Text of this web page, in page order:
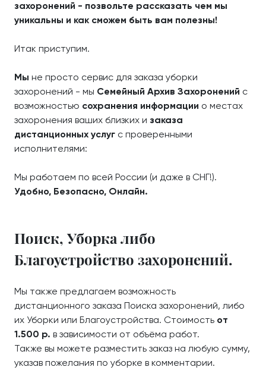
захоронений - позвольте рассказать чем мы
уникальны и как сможем быть вам полезны!
Итак приступим.
Мы не просто сервис для заказа уборки
захоронений - мы Семейный Архив Захоронений с
возможностью сохранения информации о местах
захоронения ваших близких и заказа
дистанционных услуг с проверенными
исполнителями:
Мы работаем по всей России (и даже в СНГ!).
Удобно, Безопасно, Онлайн.
Поиск, Уборка либо
Благоустройство захоронений.
Мы также предлагаем возможность
дистанционного заказа Поиска захоронений, либо
их Уборки или Благоустройства. Стоимость от
1.500 р. в зависимости от объёма работ.
Также вы можете разместить заказ на любую сумму,
указав пожелания по уборке в комментарии.